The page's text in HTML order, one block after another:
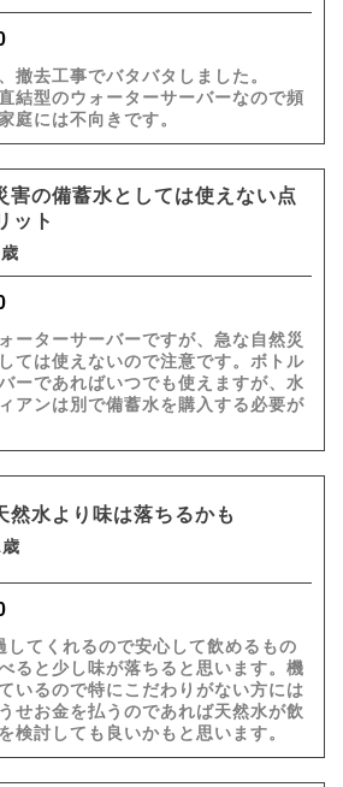
撤去工事でバタバタしました。
結型のウォーターサーバーなので頻
庭には不向きです。
害の備蓄水としては使えない点
ット
ーターサーバーですが、急な自然災
ては使えないので注意です。ボトル
ーであればいつでも使えますが、水
アンは別で備蓄水を購入する必要が
然水より味は落ちるかも
してくれるので安心して飲めるもの
ると少し味が落ちると思います。機
いるので特にこだわりがない方には
せお金を払うのであれば天然水が飲
検討しても良いかもと思います。